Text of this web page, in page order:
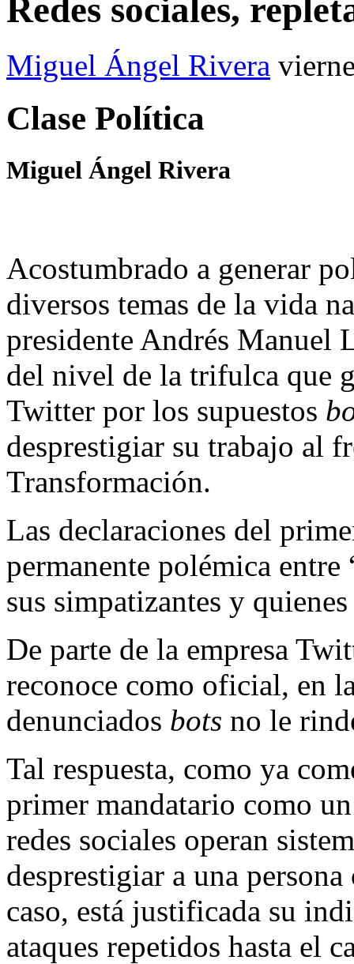
Redes sociales,
Miguel Ángel Rivera
Clase Política
Miguel Ángel Rivera
Acostumbrado a generar
diversos temas de la vida
presidente Andrés Manuel
del nivel de la trifulca que
Twitter por los supuestos
desprestigiar su trabajo al
Transformación.
Las declaraciones del
permanente polémica
sus simpatizantes y
De parte de la empresa
reconoce como oficial, en
denunciados bots no le
Tal respuesta, como ya
primer mandatario como
redes sociales operan
desprestigiar a una
caso, está justificada su
ataques repetidos hasta el